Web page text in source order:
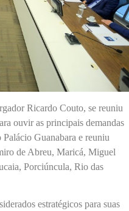
Ricardo Couto, se reuniu
ouvir as principais demandas
Guanabara e reuniu
de Abreu, Maricá, Miguel
Porciúncula, Rio das
estratégicos para suas